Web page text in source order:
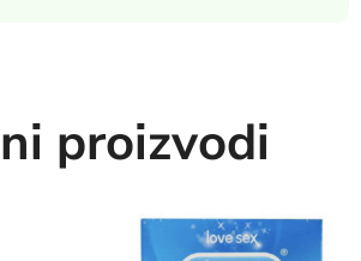
proizvodi